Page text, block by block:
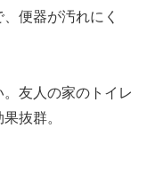
便器が汚れにく
友人の家のトイレ
抜群。